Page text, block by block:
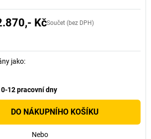
Součet (bez DPH)
Kč
jako:
12 pracovní dny
DO NÁKUPNÍHO KOŠÍKU
Nebo